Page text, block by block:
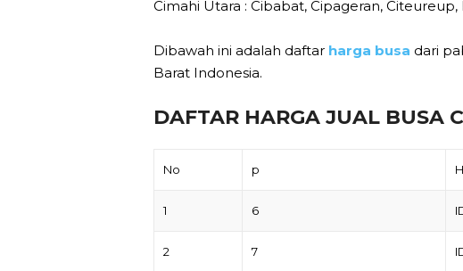
Cimahi Utara : Cibabat, Cipageran, Citeureup,
Dibawah ini adalah daftar harga busa dari
Barat Indonesia.
DAFTAR HARGA JUAL BUSA
No p
1 6
2 7